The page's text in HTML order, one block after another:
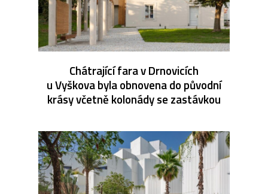
Chátrající fara v Drnovicích
u Vyškova byla obnovena do původní
krásy včetně kolonády se zastávkou